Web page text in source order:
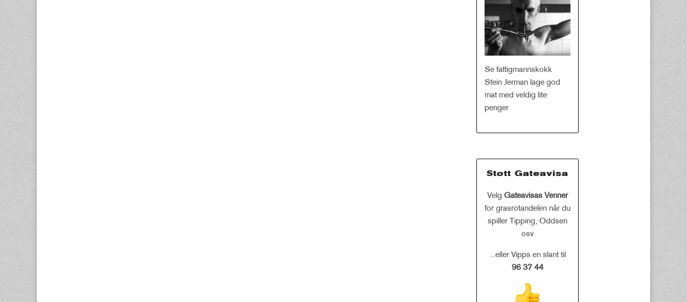
Se fattigmannskokk
Stein Jerman lage god
mat med veldig lite
penger
Støtt Gateavisa
Velg Gateavisas Venner
for grasrotandelen når du
spiller Tipping, Oddsen
osv
...eller Vipps en slant til
96 37 44